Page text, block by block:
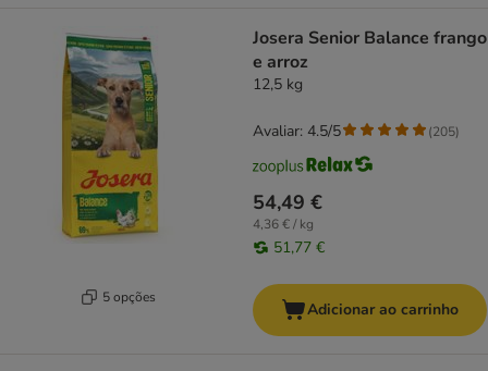
5 opções
Josera Senior Balance frango
e arroz
12,5 kg
54,49 €
4,36 € / kg
51,77 €
Avaliar: 4.5/5 (205)
Adicionar ao carrinho